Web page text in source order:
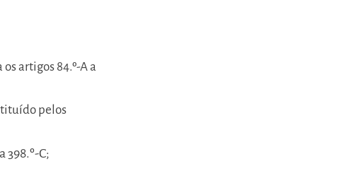
artigos 84.º-A a
pelos
398.º-C;